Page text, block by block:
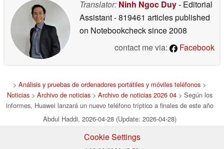
Translator: Ninh Ngoc Duy- Editorial
Assistant- 819461 articles published
on Notebookchecksince 2008
contact me via:
Facebook
> Análisis y pruebas de ordenadores portátiles y móviles teléfonos >
Noticias> Archivo de noticias> Archivo de noticias 2026 04> Según los
informes, Huawei lanzará un nuevo teléfono tríptico a finales de este año
Abdul Haddi, 2026-04-28 (Update: 2026-04-28)
Cookie Settings